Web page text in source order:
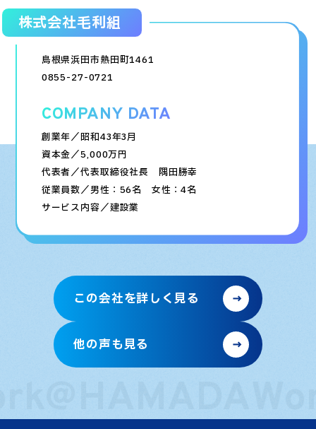
株式会社毛利組
島根県浜田市熱田町1461
0855-27-0721
COMPANY DATA
創業年／昭和43年3月
資本金／5,000万円
代表者／代表取締役社長 隅田勝幸
従業員数／男性：56名 女性：4名
サービス内容／建設業
この会社を詳しく見る
他の声も見る